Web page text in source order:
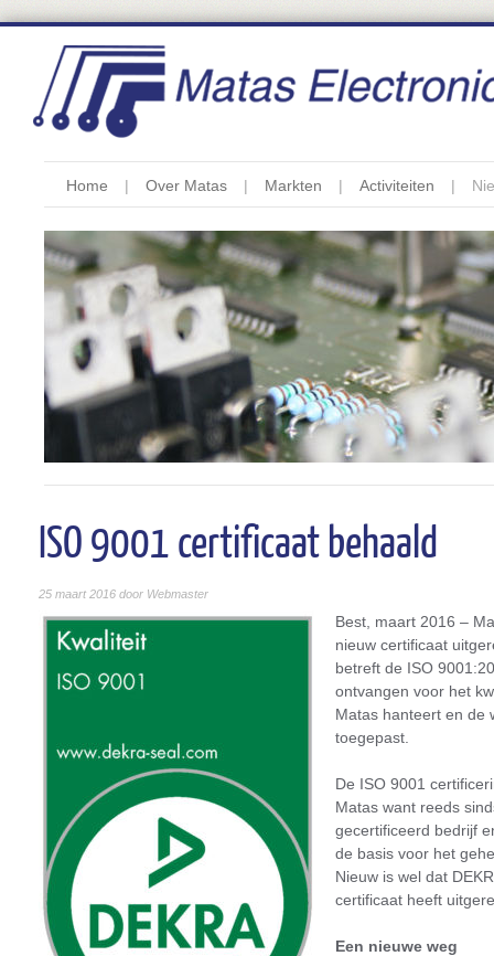
Home Over Matas Markten Activiteiten
ISO 9001 certificaat behaald
25 maart 2016 door Webmaster
Best, maart 2016 –
nieuw certificaat
betreft de ISO
ontvangen voor het
Matas hanteert en de
toegepast.
De ISO 9001
Matas want reeds
gecertificeerd bedrijf
de basis voor het
Nieuw is wel dat
certificaat heeft
Een nieuwe weg